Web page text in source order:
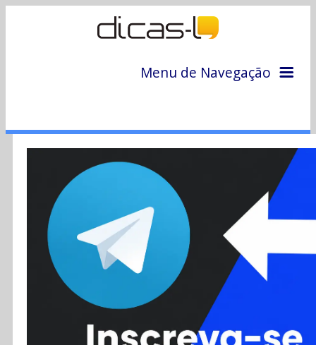
Menu de Navegação
Colunas
Colaboradores
Cursos